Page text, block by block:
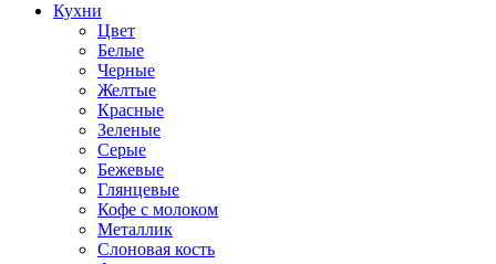
Кухни
Цвет
Белые
Черные
Желтые
Красные
Зеленые
Серые
Бежевые
Глянцевые
Кофе с молоком
Металлик
Слоновая кость